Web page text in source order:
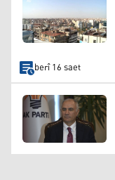
berî 16 saet